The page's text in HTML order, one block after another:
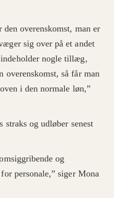
overenskomst, man er
sig over på et andet
indeholder nogle tillæg,
overenskomst, så får man
i den normale løn,”
straks og udløber senest
og
personale,” siger Mona